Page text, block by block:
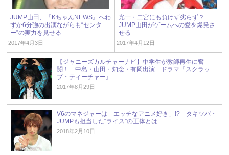
JUMP山田、『KちゃんNEWS』へわ
ずか6分強の出演ながらも“センタ
ー”の実力を見せる
2017年4月3日
光一・二宮にも負けず劣らず？
JUMP山田がゲームへの愛を爆発さ
せる
2017年4月12日
【ジャニーズカルチャーナビ】中学生が教師再生に奮
闘！ 中島・山田・知念・有岡出演 ドラマ『スクラッ
プ・ティーチャー』
2017年8月29日
V6のマネジャーは「エッチなアニメ好き」!? タキツバ・
JUMPも担当した“ライス”の正体とは
2018年2月10日